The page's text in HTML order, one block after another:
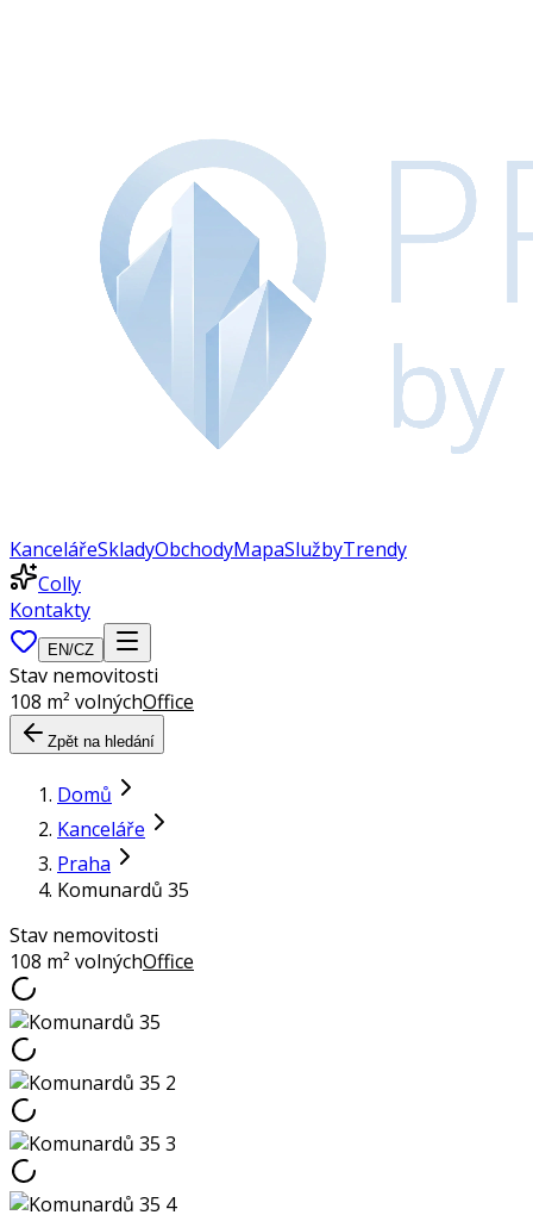
KancelářeSkladyObchodyMapaSlužbyTrendy
Colly
Kontakty
EN/CZ
Stav nemovitosti
108 m² volnýchOffice
Zpět na hledání
Domů
Kanceláře
Praha
Komunardů 35
Stav nemovitosti
108 m² volnýchOffice